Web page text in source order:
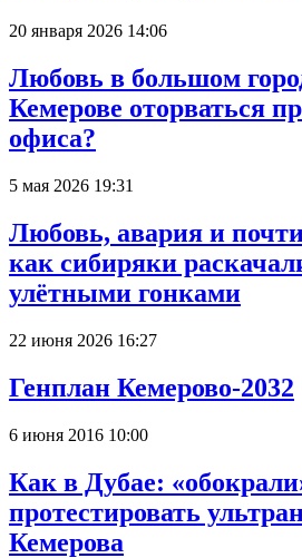
20 января 2026 14:06
Любовь в большом
Кемерове оторваться
офиса?
5 мая 2026 19:31
Любовь, авария и
как сибиряки
улётными гонками
22 июня 2026 16:27
Генплан Кемерово-2032
6 июня 2016 10:00
Как в Дубае:
протестировать
Кемерова